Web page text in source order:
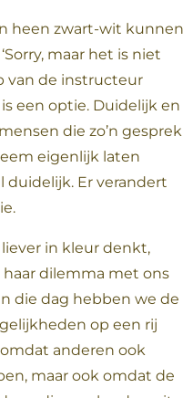
heen zwart-wit kunnen
maar het is niet
van de instructeur
een optie. Duidelijk en
die zo’n gesprek
eigenlijk laten
duidelijk. Er verandert
in kleur denkt,
haar dilemma met ons
die dag hebben we de
op een rij
anderen ook
maar ook omdat de